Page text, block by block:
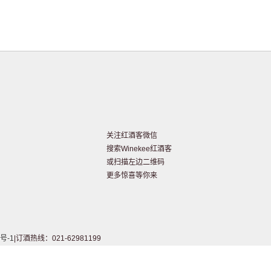
关注红酒客微信
搜索Winekee红酒客
或扫描左边二维码
更多惊喜等你来
-1 |订酒热线：021-62981199